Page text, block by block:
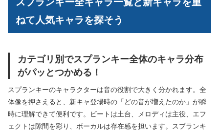
スプランキー全キャラ一覧と新キャラを重
ねて人気キャラを探そう
カテゴリ別でスプランキー全体のキャラ分布
がパッとつかめる！
スプランキーのキャラクターは音の役割で大きく分かれます。全
体像を押さえると、新キャ登場時の「どの音が増えたのか」が瞬
時に理解できて便利です。ビートは土台、メロディは主役、エフ
ェクトは隙間を彩り、ボーカルは存在感を担います。スプランキ